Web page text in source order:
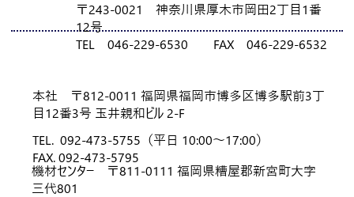
〒243-0021 神奈川県厚木市岡田2丁目1番
12号
TEL 046-229-6530 FAX 046-229-6532
本社 〒812-0011 福岡県福岡市博多区博多駅前3丁
目12番3号 玉井親和ビル 2-F
TEL. 092-473-5755（平日 10:00～17:00）
FAX.092-473-5795
機材センター 〒811-0111 福岡県糟屋郡新宮町大字
三代801